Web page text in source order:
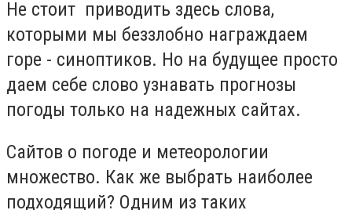
Не стоит приводить здесь слова,
которыми мы беззлобно награждаем
горе - синоптиков. Но на будущее просто
даем себе слово узнавать прогнозы
погоды только на надежных сайтах.
Сайтов о погоде и метеорологии
множество. Как же выбрать наиболее
подходящий? Одним из таких